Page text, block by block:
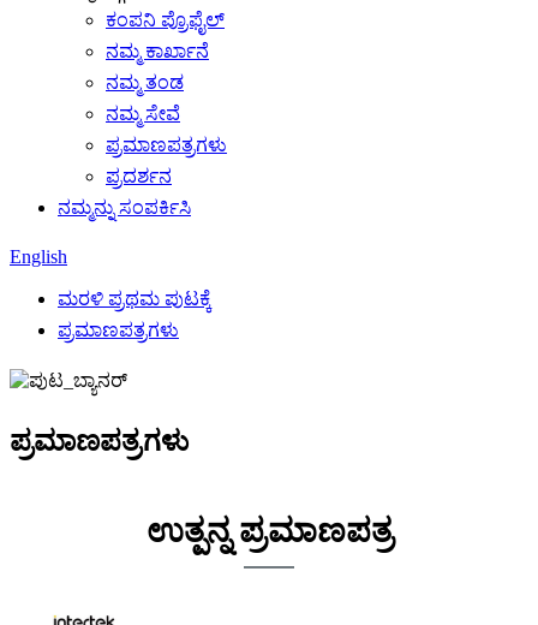
ಕಂಪನಿ ಪ್ರೊಫೈಲ್
ನಮ್ಮ ಕಾರ್ಖಾನೆ
ನಮ್ಮ ತಂಡ
ನಮ್ಮ ಸೇವೆ
ಪ್ರಮಾಣಪತ್ರಗಳು
ಪ್ರದರ್ಶನ
ನಮ್ಮನ್ನು ಸಂಪರ್ಕಿಸಿ
English
ಮರಳಿ ಪ್ರಥಮ ಪುಟಕ್ಕೆ
ಪ್ರಮಾಣಪತ್ರಗಳು
ಪ್ರಮಾಣಪತ್ರಗಳು
ಉತ್ಪನ್ನ ಪ್ರಮಾಣಪತ್ರ